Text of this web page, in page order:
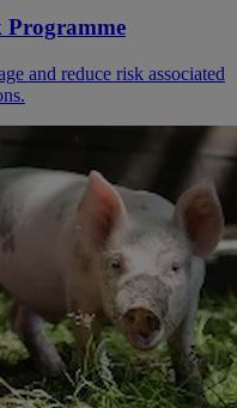
Programme
and reduce risk associated